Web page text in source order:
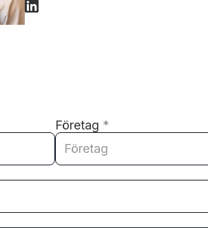
Företag *